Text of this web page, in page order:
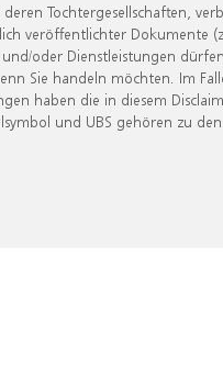
Tochtergesellschaften,
veröffentlichter Dokumente
oder Dienstleistungen
Sie handeln möchten. Im
haben die in diesem
und UBS gehören zu